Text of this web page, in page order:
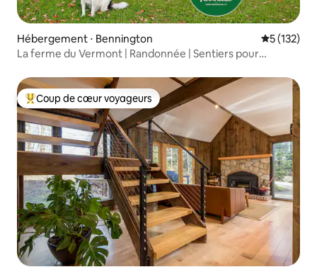
Hébergement ⋅ Bennington Évaluation
5 (132)
La ferme du Vermont | Randonnée | Sentiers pour
Coups de cœur voyageurs les plus appréciés
Coup de cœur voyageurs